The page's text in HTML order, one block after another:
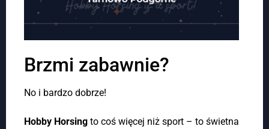
Brzmi zabawnie?
No i bardzo dobrze!
Hobby Horsing to coś więcej niż sport – to świetna